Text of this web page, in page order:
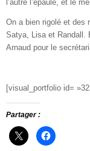
l’autre l’épaulé, et le
On a bien rigolé et des
Satya, Lisa et Randall.
Arnaud pour le
[visual_portfolio id=
Partager :